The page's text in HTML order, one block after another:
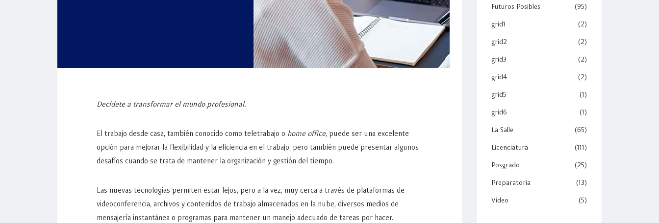
Decídete a transformar el mundo profesional.
El trabajo desde casa, también conocido como teletrabajo o home office, puede ser una excelente
opción para mejorar la flexibilidad y la eficiencia en el trabajo, pero también puede presentar algunos
desafíos cuando se trata de mantener la organización y gestión del tiempo.
Las nuevas tecnologías permiten estar lejos, pero a la vez, muy cerca a través de plataformas de
videoconferencia, archivos y contenidos de trabajo almacenados en la nube, diversos medios de
mensajería instantánea o programas para mantener un manejo adecuado de tareas por hacer.
Futuros Posibles (95)
grid1 (2)
grid2 (2)
grid3 (2)
grid4 (2)
grid5 (1)
grid6 (1)
La Salle (65)
Licenciatura (111)
Posgrado (25)
Preparatoria (13)
Video (5)